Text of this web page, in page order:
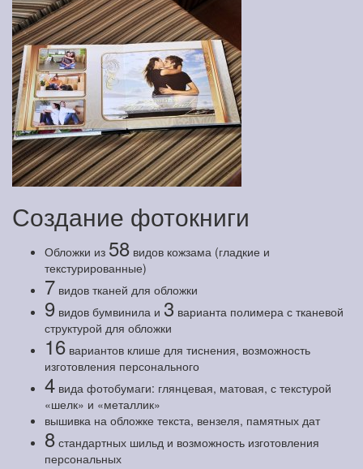
Создание фотокниги
Обложки из 58 видов кожзама (гладкие и
текстурированные)
7 видов тканей для обложки
9 видов бумвинила и 3 варианта полимера с тканевой
структурой для обложки
16 вариантов клише для тиснения, возможность
изготовления персонального
4 вида фотобумаги: глянцевая, матовая, с текстурой
«шелк» и «металлик»
вышивка на обложке текста, вензеля, памятных дат
8 стандартных шильд и возможность изготовления
персональных